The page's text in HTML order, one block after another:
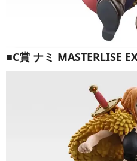
■C賞 ナミ MASTERLISE